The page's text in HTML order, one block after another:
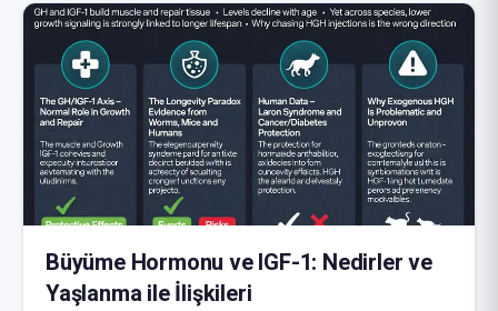
Büyüme Hormonu ve IGF-1: Nedirler ve
Yaşlanma ile İlişkileri